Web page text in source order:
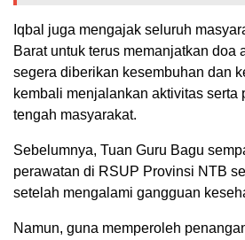
Iqbal juga mengajak seluruh
Barat untuk terus memanjatkan doa
segera diberikan kesembuhan dan
kembali menjalankan aktivitas serta
tengah masyarakat.
Sebelumnya, Tuan Guru Bagu
perawatan di RSUP Provinsi NTB
setelah mengalami gangguan
Namun, guna memperoleh